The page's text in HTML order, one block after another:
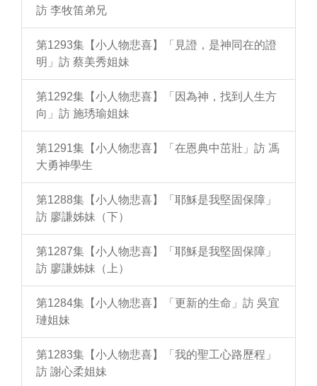
訪 李牧笛弟兄
第1293集【小人物悲喜】「見證，是神同在的證
明」訪 蔡美秀姐妹
第1292集【小人物悲喜】「因為神，找到人生方
向」訪 施琇瑜姐妹
第1291集【小人物悲喜】「在恩典中茁壯」訪 馮
大勇神學生
第1288集【小人物悲喜】「耶穌是我堅固保障」
訪 廖謙姊妹（下）
第1287集【小人物悲喜】「耶穌是我堅固保障」
訪 廖謙姊妹（上）
第1284集【小人物悲喜】「更新的生命」訪 吳宜
璉姐妹
第1283集【小人物悲喜】「我的聖工心路歷程」
訪 謝心柔姐妹